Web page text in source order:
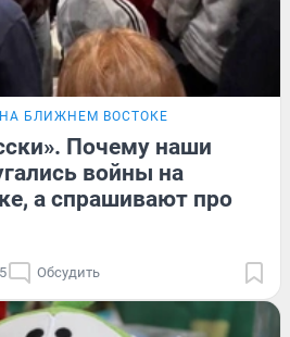
БЛИЖНЕМ ВОСТОКЕ
Почему наши
войны на
а спрашивают про
Обсудить